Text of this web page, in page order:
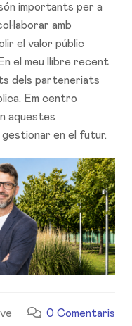
importants per a
amb
el valor públic
el meu llibre recent
dels parteneriats
Em centro
aquestes
gestionar en el futur.
0 Comentaris